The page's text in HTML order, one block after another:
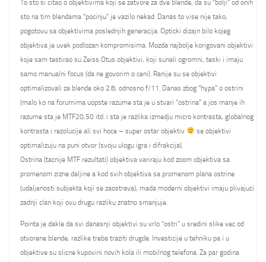
To sto si citao o objektivima koji se zatvore za dve blende, da su “bolji” od onih
sto na tim blendama “pocinju” je vazilo nekad. Danas to vise nije tako,
pogotovu sa objektivima poslednjih generacija. Opticki dizajn bilo kojeg
objektiva je uvek podlozan kompromisima. Mozda najbolje korigovani objektivi
koje sam testirao su Zeiss Otus objektivi, koji sunali ogromni, teski i imaju
samo manualni focus (da ne govorim o ceni). Ranije su se objektivi
optimalizovali za blende oko 2.8, odnosno f/11. Danas zbog “hypa” o ostrini
(malo ko na forumima uopste razume sta je u stvari “ostrina” a jos manje ih
razume sta je MTF20,50 itd. i sta je razlika izmedju micro kontrasta, globalnog
kontrasta i rezolucije ali svi hoce – super ostar objektiv
se objektivi
optimalizuju na puni otvor (svoju ulogu igra i difrakcija).
Ostrina (tacnije MTF rezultati) objektiva variraju kod zoom objektiva sa
promenom zizne daljine a kod svih objektiva sa promenom plana ostrine
(udaljenosti subjekta koji se zaostrava), mada moderni objektivi imaju plivajuci
zadnji clan koji ovu drugu razliku znatno smanjuje.
Pointa je dakle da svi danasnji objektivi su vrlo “ostri” u sredini slike vec od
otvorene blende, razlike treba traziti drugde. Investicije u tehniku pa i u
objektive su slicne kupovini novih kola ili mobilnog telefona. Za par godina